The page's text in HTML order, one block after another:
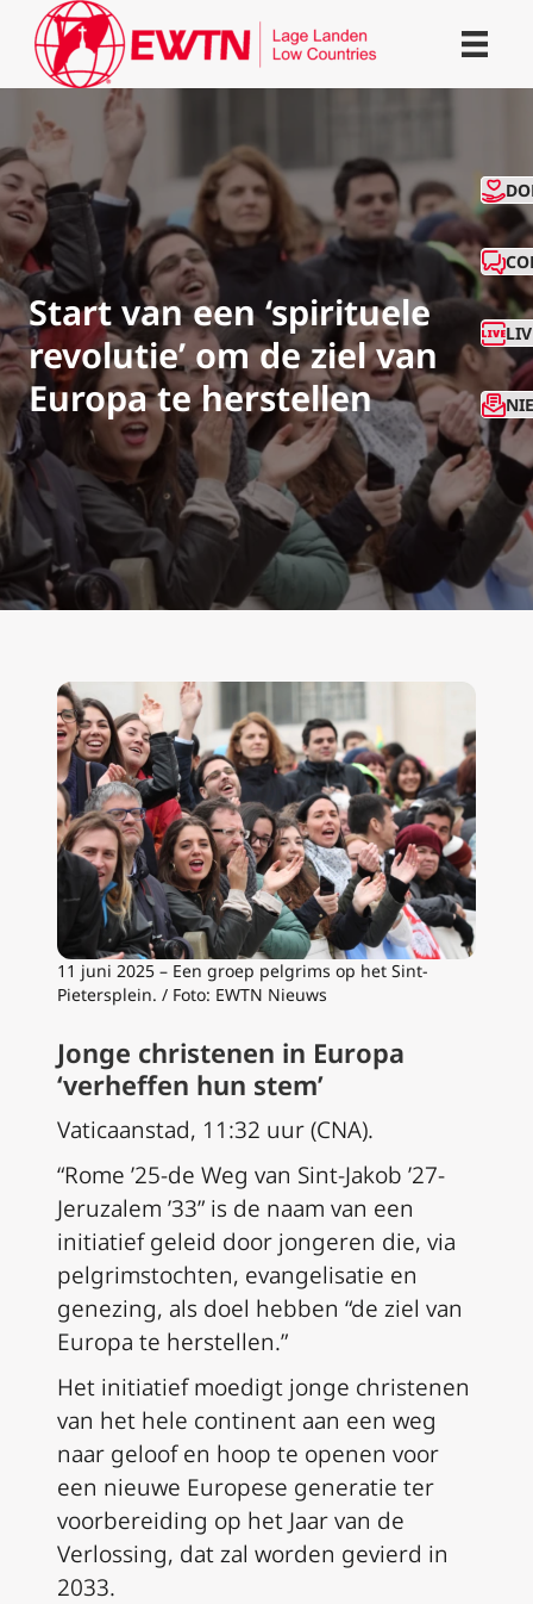
Start van een ‘spirituele
revolutie’ om de ziel van
Europa te herstellen
11 juni 2025 – Een groep pelgrims op het Sint-
Pietersplein. / Foto: EWTN Nieuws
Jonge christenen in Europa
‘verheffen hun stem’
Vaticaanstad, 11:32 uur (CNA).
“Rome ’25-de Weg van Sint-Jakob ’27-
Jeruzalem ’33” is de naam van een
initiatief geleid door jongeren die, via
pelgrimstochten, evangelisatie en
genezing, als doel hebben “de ziel van
Europa te herstellen.”
Het initiatief moedigt jonge christenen
van het hele continent aan een weg
naar geloof en hoop te openen voor
een nieuwe Europese generatie ter
voorbereiding op het Jaar van de
Verlossing, dat zal worden gevierd in
2033.